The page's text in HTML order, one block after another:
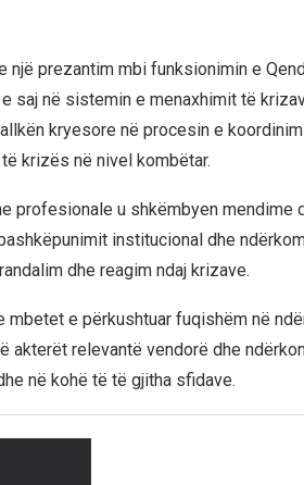
një prezantim mbi funksionimin e
saj në sistemin e menaxhimit të
kryesore në procesin e
krizës në nivel kombëtar.
profesionale u shkëmbyen mendime
institucional dhe
dhe reagim ndaj krizave.
mbetet e përkushtuar fuqishëm në
akterët relevantë vendorë dhe
në kohë të të gjitha sfidave.